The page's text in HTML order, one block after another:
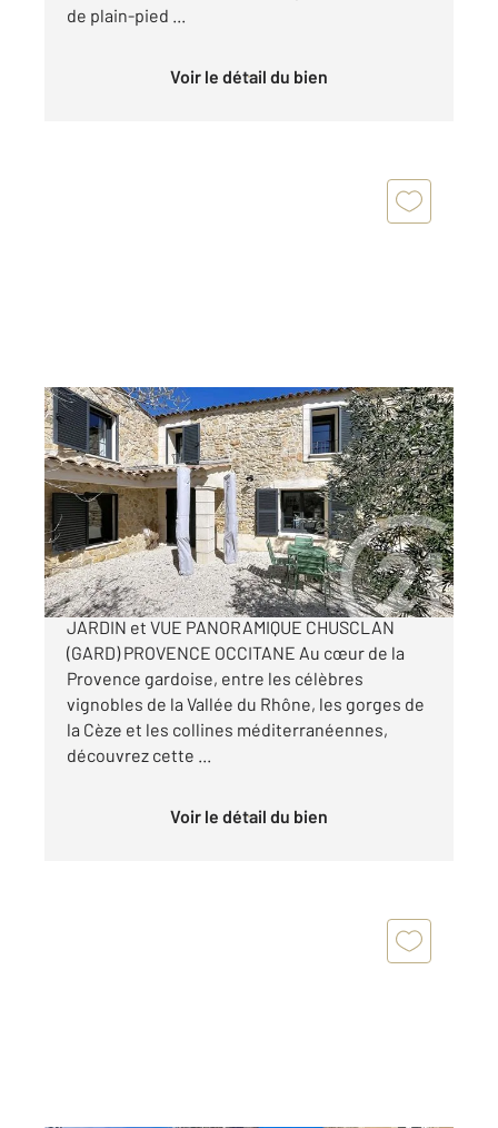
de plain-pied ...
Voir le détail du bien
CHUSCLAN 30
164,51 m2, 6 pièces
Ref : 8898
Maison à vendre
445 000 €
MAS PROVENÇAL D'EXCEPTION AVEC PISCINE
JARDIN et VUE PANORAMIQUE CHUSCLAN
(GARD) PROVENCE OCCITANE Au cœur de la
Provence gardoise, entre les célèbres
vignobles de la Vallée du Rhône, les gorges de
la Cèze et les collines méditerranéennes,
découvrez cette ...
Voir le détail du bien